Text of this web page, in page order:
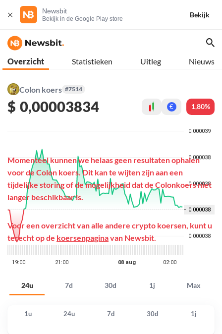
Newsbit
Bekijk in de Google Play store
Bekijk
Overzicht Statistieken Uitleg Nieuws
Colon koers #7514
$ 0,00003834 € 1,80%
24u 7d 30d 1j Max
Momenteel kunnen we helaas geen resultaten ophalen
voor de Colon koers. Dit kan te wijten zijn aan een
tijdelijke storing of de mogelijkheid dat de Colonkoers niet
langer beschikbaar is.
Voor een overzicht van alle andere crypto koersen, kunt u
terecht op de koersenpaginavan Newsbit.
1u 24u 7d 30d 1j